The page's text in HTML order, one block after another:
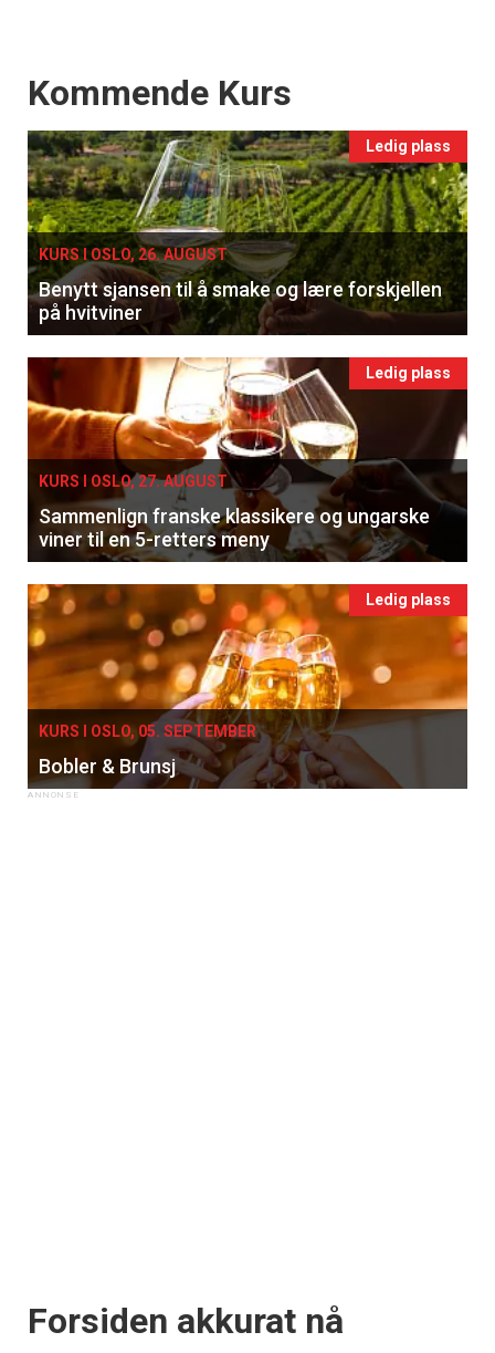
Events
Kommende Kurs
Ledig plass
KURS I OSLO, 26. AUGUST
Benytt sjansen til å smake og lære forskjellen
på hvitviner
Ledig plass
KURS I OSLO, 27. AUGUST
Sammenlign franske klassikere og ungarske
viner til en 5-retters meny
Ledig plass
KURS I OSLO, 05. SEPTEMBER
Bobler & Brunsj
Forsiden akkurat nå